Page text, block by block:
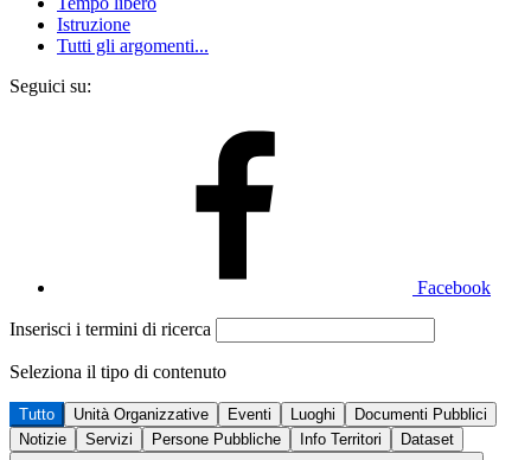
Istruzione
Tutti gli argomenti...
Seguici su:
Facebook
Inserisci i termini di ricerca
Seleziona il tipo di contenuto
Tutto Unità Organizzative Eventi Luoghi
Documenti Pubblici
Notizie
Servizi Persone Pubbliche Info Territori Dataset